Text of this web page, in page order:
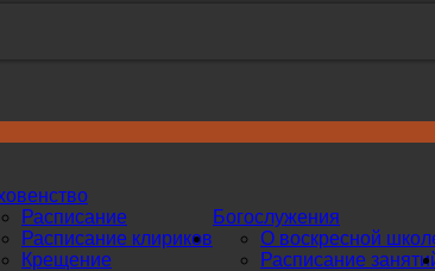
Богослужения
Расписание
Расписание клириков
Крещение
О воскресной
Расписание